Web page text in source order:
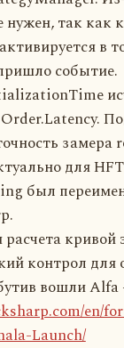
нужен, так как
в
событие.
замера
для
был
кривой
контрол для
вошли Alfa
en/
Launch/